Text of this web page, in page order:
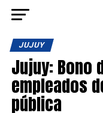
JUJUY
Jujuy: Bono
empleados
pública